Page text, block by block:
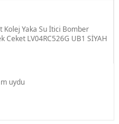
Kolej Yaka Su İtici Bomber
Ceket LV04RC526G UB1 SİYAH
uydu